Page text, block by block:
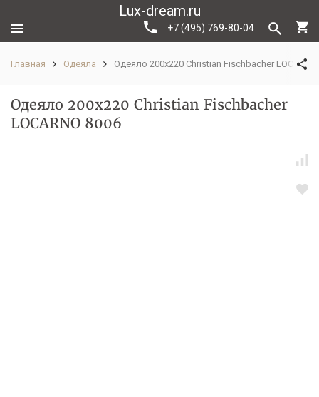
Lux-dream.ru
+7 (495) 769-80-04
Главная Одеяла Одеяло 200х220 Christian Fischbacher
Одеяло 200х220 Christian Fischbacher
LOCARNO 8006